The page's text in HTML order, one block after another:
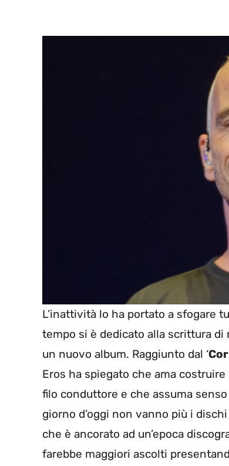
L’inattività lo ha portato a sfogare
tempo si è dedicato alla scrittura
un nuovo album. Raggiunto dal ‘
Eros ha spiegato che ama
filo conduttore e che assuma
giorno d’oggi non vanno più i
che è ancorato ad un’epoca
farebbe maggiori ascolti